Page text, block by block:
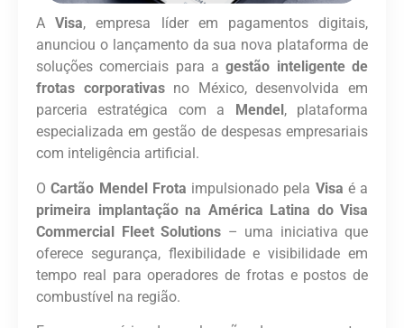
AVisa, empresa líder em pagamentos digitais,
anunciou o lançamento da sua nova plataforma de
soluções comerciais para agestão inteligente de
frotas corporativasno México, desenvolvida em
parceria estratégica com a
Mendel , plataforma
especializada em gestão de despesas empresariais
com inteligência artificial.
OCartão Mendel Frota impulsionado pela Visa é a
primeira implantação na América Latina do Visa
Commercial Fleet Solutions – uma iniciativa que
oferece segurança, flexibilidade e visibilidade em
tempo real para operadores de frotas e postos de
combustível na região.